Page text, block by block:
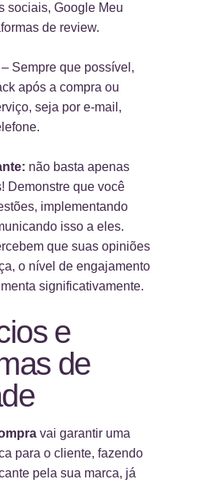
sociais, Google Meu
de review.
– Sempre que possível,
após a compra ou
seja por e-mail,
não basta apenas
Demonstre que você
implementando
isso a eles.
que suas opiniões
o nível de engajamento
significativamente.
e
de
vai garantir uma
para o cliente, fazendo
pela sua marca, já